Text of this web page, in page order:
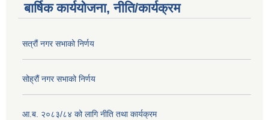
बार्षिक कार्ययोजना, नीति/कार्यक्रम
सत्रौं नगर सभाको निर्णय
सोह्रौं नगर सभाको निर्णय
आ.ब. २०८३/८४ को लागि नीति तथा कार्यक्रम